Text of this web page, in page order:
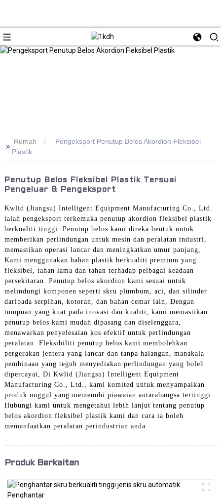
>> Rumah
Pengeksport Penutup Belos Akordion Fleksibel
Plastik
Penutup Belos Fleksibel Plastik Tersuai
Pengeluar & Pengeksport
Kwlid (Jiangsu) Intelligent Equipment Manufacturing Co., Ltd.
ialah pengeksport terkemuka penutup akordion fleksibel plastik
berkualiti tinggi. Penutup belos kami direka bentuk untuk
memberikan perlindungan untuk mesin dan peralatan industri,
memastikan operasi lancar dan meningkatkan umur panjang,
Kami menggunakan bahan plastik berkualiti premium yang
fleksibel, tahan lama dan tahan terhadap pelbagai keadaan
persekitaran. Penutup belos akordion kami sesuai untuk
melindungi komponen seperti skru plumbum, aci, dan silinder
daripada serpihan, kotoran, dan bahan cemar lain, Dengan
tumpuan yang kuat pada inovasi dan kualiti, kami memastikan
penutup belos kami mudah dipasang dan diselenggara,
menawarkan penyelesaian kos efektif untuk perlindungan
peralatan. Fleksibiliti penutup belos kami membolehkan
pergerakan jentera yang lancar dan tanpa halangan, manakala
pembinaan yang teguh menyediakan perlindungan yang boleh
dipercayai, Di Kwlid (Jiangsu) Intelligent Equipment
Manufacturing Co., Ltd., kami komited untuk menyampaikan
produk unggul yang memenuhi piawaian antarabangsa tertinggi.
Hubungi kami untuk mengetahui lebih lanjut tentang penutup
belos akordion fleksibel plastik kami dan cara ia boleh
memanfaatkan peralatan perindustrian anda
Produk Berkaitan